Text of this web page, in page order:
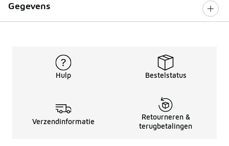
Gegevens
Hulp Bestelstatus
Verzendinformatie
Retourneren &
terugbetalingen